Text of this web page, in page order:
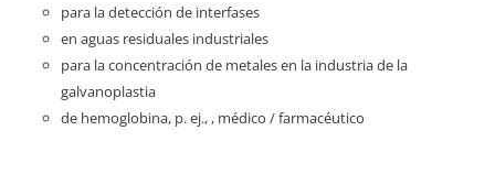
para la detección de interfases
en aguas residuales industriales
para la concentración de metales en la industria de la
galvanoplastia
de hemoglobina, p. ej., , médico / farmacéutico